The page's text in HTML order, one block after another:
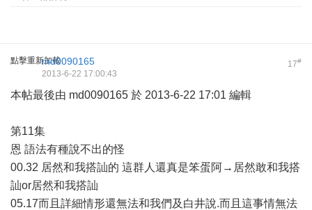
點擊重新加載 17#
md0090165
2013-6-22 17:00:43
本帖最後由 md0090165 於 2013-6-22 17:01 編輯
第11集
恩 語法有種說不出的怪
00.32 居然和我搭訕的 這群人還真是笨蛋阿→居然敢和我搭
訕or居然和我搭訕
05.17而且詳細情形還無法和我們及白井說.而且這事情無法